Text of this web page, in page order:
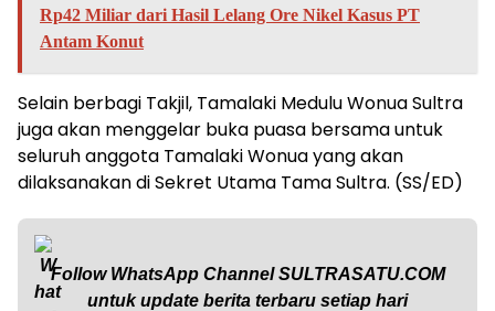
Rp42 Miliar dari Hasil Lelang Ore Nikel Kasus PT
Antam Konut
Selain berbagi Takjil, Tamalaki Medulu Wonua Sultra
juga akan menggelar buka puasa bersama untuk
seluruh anggota Tamalaki Wonua yang akan
dilaksanakan di Sekret Utama Tama Sultra. (SS/ED)
Follow WhatsApp ChannelSULTRASATU.COM
untuk update berita terbaru setiap hari